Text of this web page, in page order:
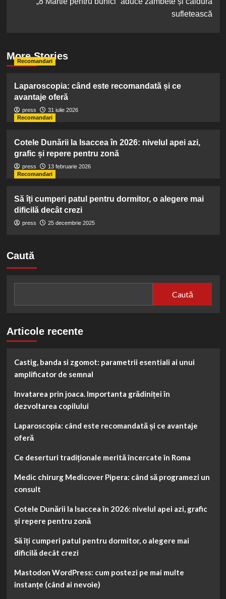
sufletească
More Stories
Recomandari
Laparoscopia: când este recomandată și ce
avantaje oferă
press
31 iulie 2026
Recomandari
Cotele Dunării la Isaccea în 2026: nivelul apei azi,
grafic și repere pentru zonă
press
13 februarie 2026
Recomandari
Să îți cumperi patul pentru dormitor, o alegere mai
dificilă decât crezi
press 25 decembrie 2025
Caută
Caută
Articole recente
Castig, banda si zgomot: parametrii esentiali ai unui
amplificator de semnal
Invatarea prin joaca. Importanta grădiniței în
dezvoltarea copilului
Laparoscopia: când este recomandată și ce avantaje
oferă
Ce deserturi tradiționale merită încercate în Roma
Medic chirurg Medicover Pipera: când să programezi un
consult
Cotele Dunării la Isaccea în 2026: nivelul apei azi, grafic
și repere pentru zonă
Să îți cumperi patul pentru dormitor, o alegere mai
dificilă decât crezi
Mastodon WordPress: cum postezi pe mai multe
instanțe (când ai nevoie)